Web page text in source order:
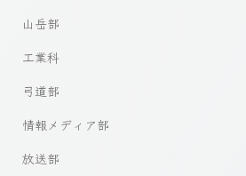
山岳部
工業科
弓道部
情報メディア部
放送部